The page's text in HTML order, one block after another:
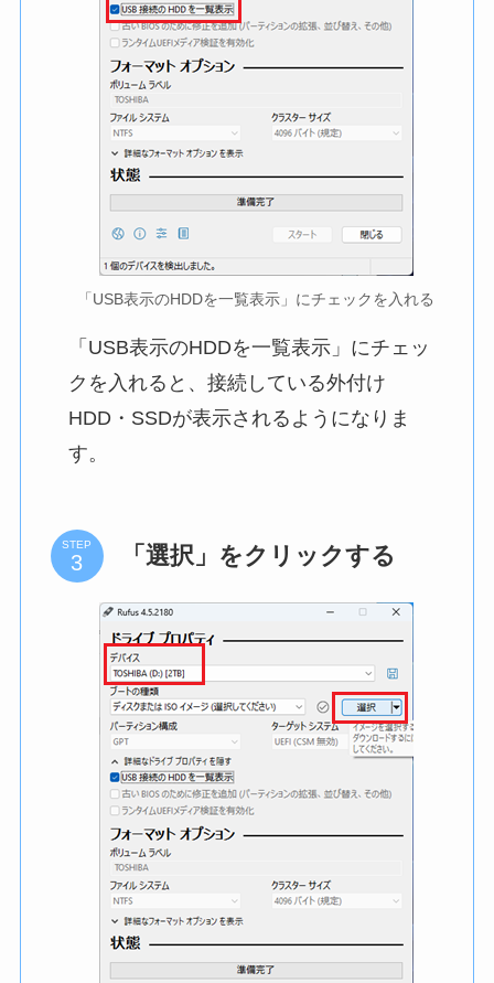
「USB表示のHDDを一覧表示」にチェックを入れる
「USB表示のHDDを一覧表示」にチェッ
クを入れると、接続している外付け
HDD・SSDが表示されるようになりま
す。
STEP 「選択」をクリックする